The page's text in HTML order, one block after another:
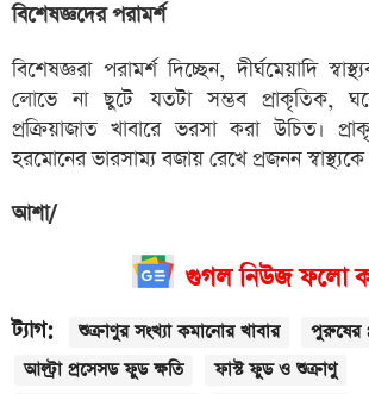
বিশেষজ্ঞদের পরামর্শ
বিশেষজ্ঞরা পরামর্শ দিচ্ছেন, দীর্ঘমেয়াদি
লোভে না ছুটে যতটা সম্ভব প্রাকৃতিক,
প্রক্রিয়াজাত খাবারে ভরসা করা উচিত।
হরমোনের ভারসাম্য বজায় রেখে প্রজনন
আশা/
গুগল নিউজ ফলো
ট্যাগ: শুক্রাণুর সংখ্যা কমানোর খাবার
পুরুষের
আল্ট্রা প্রসেসড ফুড ক্ষতি
ফাস্ট ফুড ও শুক্রাণু